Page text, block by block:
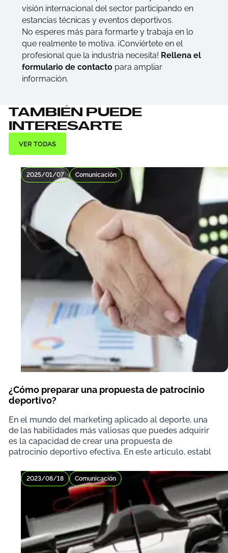
visión internacional del sector participando en
estancias técnicas y eventos deportivos.
No esperes más para formarte y trabaja en lo
que realmente te motiva. ¡Conviértete en el
profesional que la industria necesita! Rellena el
formulario de contacto para ampliar
información.
TAMBIÉN PUEDE
INTERESARTE
VER TODAS
2025/01/07 Comunicación
¿Cómo preparar una propuesta de patrocinio
deportivo?
En el mundo del marketing aplicado al deporte, una
de las habilidades más valiosas que puedes adquirir
es la capacidad de crear una propuesta de
patrocinio deportivo efectiva. En este artículo, establ
2023/08/18 Comunicación